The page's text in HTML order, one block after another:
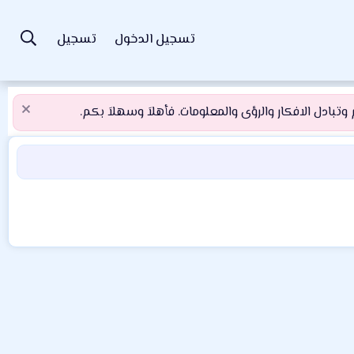
تسجيل الدخول تسجيل
الافكار والرؤى والمعلومات. فأهلاَ وسهلاَ بكم.